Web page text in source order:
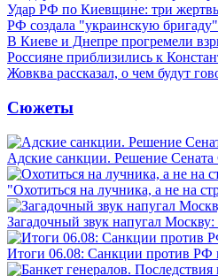
Удар РФ по Киевщине: три
РФ создала "украинскую
В Киеве и Днепре прогремели
Россияне приблизились к
Жовква рассказал, о чем будут
Сюжеты
Адские санкции. Решение
"Охотиться на лучника, а не на
Загадочный звук напугал
Итоги 06.08: Санкции против РФ